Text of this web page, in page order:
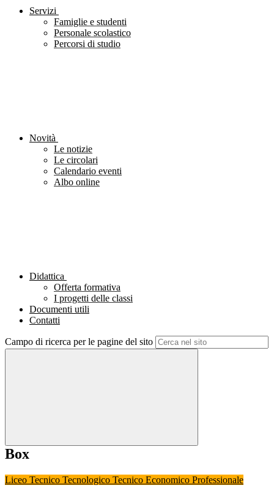
Servizi
Famiglie e studenti
Personale scolastico
Percorsi di studio
Novità
Le notizie
Le circolari
Calendario eventi
Albo online
Didattica
Offerta formativa
I progetti delle classi
Documenti utili
Contatti
Campo di ricerca per le pagine del sito
Box
Liceo Tecnico Tecnologico Tecnico Economico Professionale